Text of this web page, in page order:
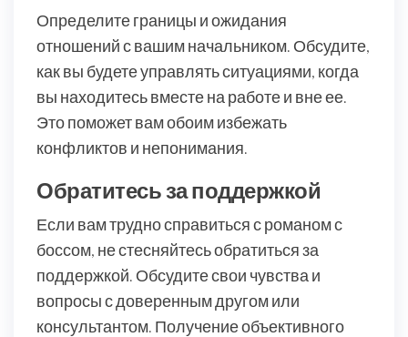
Определите границы и ожидания
отношений с вашим начальником. Обсудите,
как вы будете управлять ситуациями, когда
вы находитесь вместе на работе и вне ее.
Это поможет вам обоим избежать
конфликтов и непонимания.
Обратитесь за поддержкой
Если вам трудно справиться с романом с
боссом, не стесняйтесь обратиться за
поддержкой. Обсудите свои чувства и
вопросы с доверенным другом или
консультантом. Получение объективного